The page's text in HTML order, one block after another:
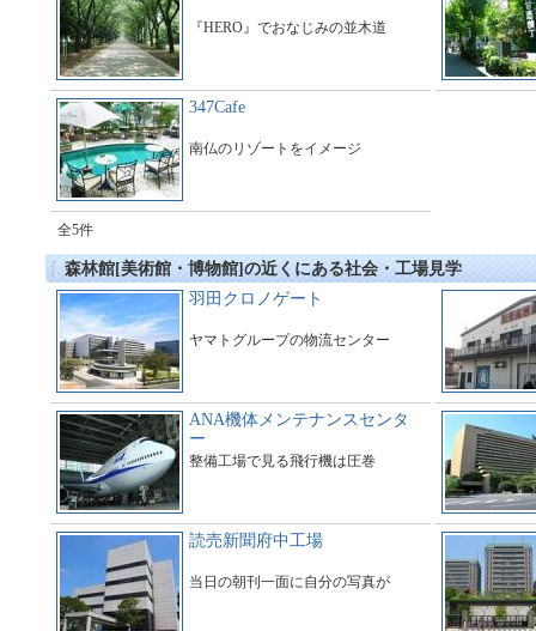
『HERO』でおなじみの並木道
347Cafe
南仏のリゾートをイメージ
全5件
森林館[美術館・博物館]の近くにある社会・工場見学
羽田クロノゲート
ヤマトグループの物流センター
ANA機体メンテナンスセンタ
ー
整備工場で見る飛行機は圧巻
読売新聞府中工場
当日の朝刊一面に自分の写真が